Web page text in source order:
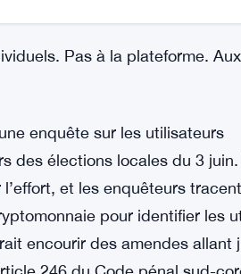
Pas à la plateforme. Aux
enquête sur les utilisateurs
des élections locales du 3 juin.
et les enquêteurs tracent
pour identifier les
encourir des amendes allant